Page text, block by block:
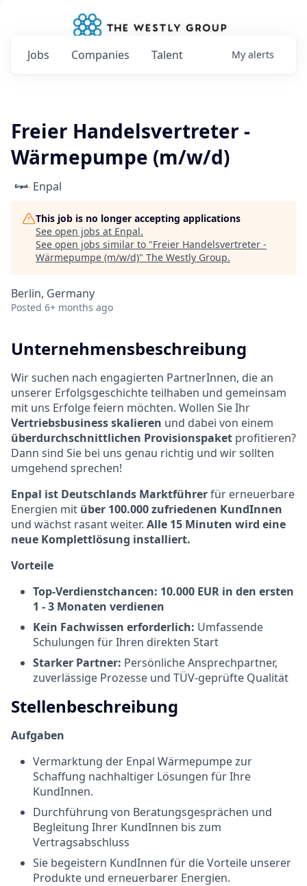
Jobs Companies Talent My alerts
Freier Handelsvertreter -
Wärmepumpe (m/w/d)
Enpal
This job is no longer accepting applications
See open jobs at Enpal.
See open jobs similar to "Freier Handelsvertreter -
Wärmepumpe (m/w/d)" The Westly Group.
Berlin, Germany
Posted 6+ months ago
Unternehmensbeschreibung
Wir suchen nach engagierten PartnerInnen, die an
unserer Erfolgsgeschichte teilhaben und gemeinsam
mit uns Erfolge feiern möchten. Wollen Sie Ihr
Vertriebsbusiness skalieren und dabei von einem
überdurchschnittlichen Provisionspaket profitieren?
Dann sind Sie bei uns genau richtig und wir sollten
umgehend sprechen!
Enpal ist Deutschlands Marktführerfür erneuerbare
Energien mit über 100.000 zufriedenen KundInnen
und wächst rasant weiter. Alle 15 Minuten wird eine
neue Komplettlösung installiert.
Vorteile
Top-Verdienstchancen: 10.000 EUR in den ersten
1 - 3 Monaten verdienen
Kein Fachwissen erforderlich: Umfassende
Schulungen für Ihren direkten Start
Starker Partner: Persönliche Ansprechpartner,
zuverlässige Prozesse und TÜV-geprüfte Qualität
Stellenbeschreibung
Aufgaben
Vermarktung der Enpal Wärmepumpe zur
Schaffung nachhaltiger Lösungen für Ihre
KundInnen.
Durchführung von Beratungsgesprächen und
Begleitung Ihrer KundInnen bis zum
Vertragsabschluss
Sie begeistern KundInnen für die Vorteile unserer
Produkte und erneuerbarer Energien.